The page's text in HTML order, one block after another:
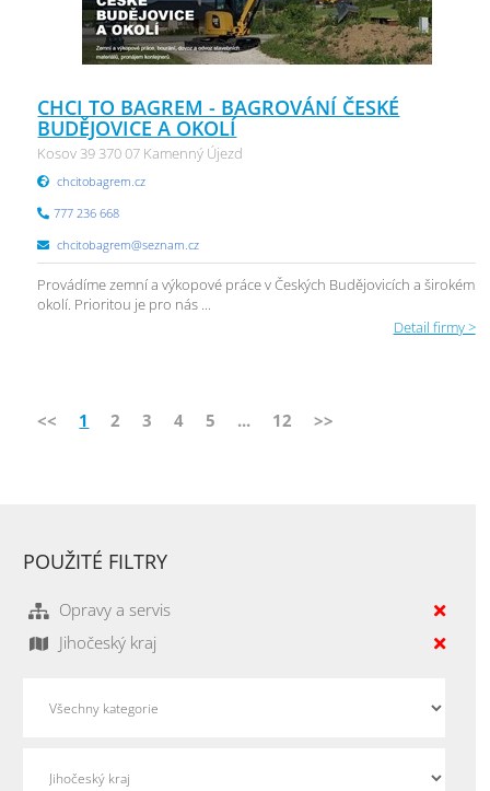
CHCI TO BAGREM - BAGROVÁNÍ ČESKÉ
BUDĚJOVICE A OKOLÍ
Kosov 39 370 07 Kamenný Újezd
chcitobagrem.cz
777 236 668
chcitobagrem@seznam.cz
Provádíme zemní a výkopové práce v Českých Budějovicích a širokém
okolí. Prioritou je pro nás ...
Detail firmy >
<< 1 2 3 4 5 ... 12 >>
POUŽITÉ FILTRY
Opravy a servis
Jihočeský kraj